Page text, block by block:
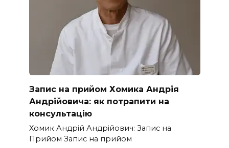
Запис на прийом Хомика Андрія
Андрійовича: як потрапити на
консультацію
Хомик Андрій Андрійович: Запис на
Прийом Запис на прийом